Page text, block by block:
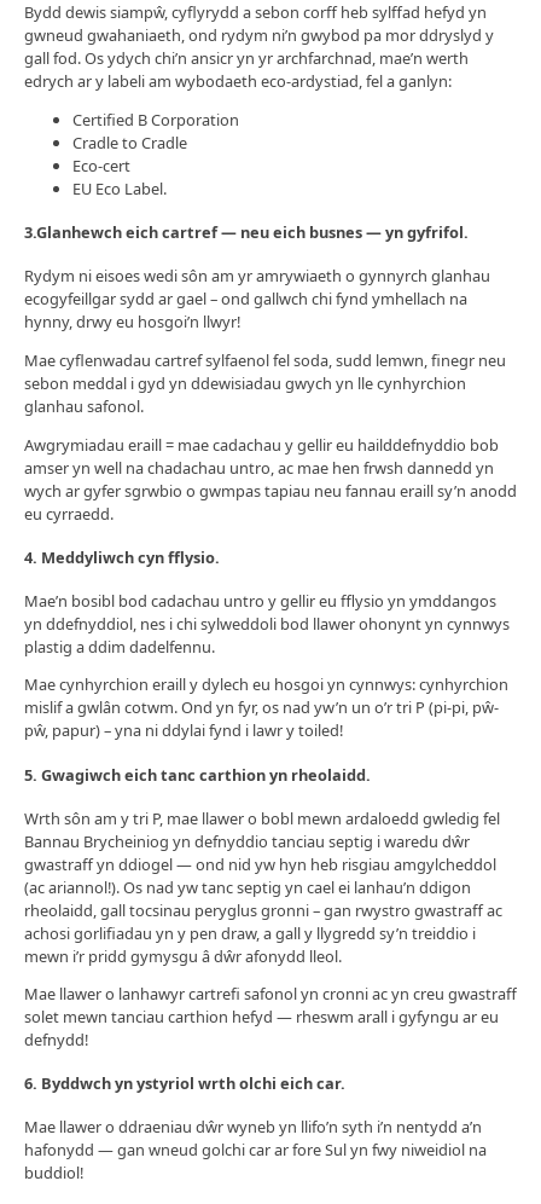
Bydd dewis siampŵ, cyflyrydd a sebon corff heb sylffad hefyd yn
gwneud gwahaniaeth, ond rydym ni’n gwybod pa mor ddryslyd y
gall fod. Os ydych chi’n ansicr yn yr archfarchnad, mae’n werth
edrych ar y labeli am wybodaeth eco-ardystiad, fel a ganlyn:
Certified B Corporation
Cradle to Cradle
Eco-cert
EU Eco Label.
3.Glanhewch eich cartref — neu eich busnes — yn gyfrifol.
Rydym ni eisoes wedi sôn am yr amrywiaeth o gynnyrch glanhau
ecogyfeillgar sydd ar gael – ond gallwch chi fynd ymhellach na
hynny, drwy eu hosgoi’n llwyr!
Mae cyflenwadau cartref sylfaenol fel soda, sudd lemwn, finegr neu
sebon meddal i gyd yn ddewisiadau gwych yn lle cynhyrchion
glanhau safonol.
Awgrymiadau eraill = mae cadachau y gellir eu hailddefnyddio bob
amser yn well na chadachau untro, ac mae hen frwsh dannedd yn
wych ar gyfer sgrwbio o gwmpas tapiau neu fannau eraill sy’n anodd
eu cyrraedd.
4. Meddyliwch cyn fflysio.
Mae’n bosibl bod cadachau untro y gellir eu fflysio yn ymddangos
yn ddefnyddiol, nes i chi sylweddoli bod llawer ohonynt yn cynnwys
plastig a ddim dadelfennu.
Mae cynhyrchion eraill y dylech eu hosgoi yn cynnwys: cynhyrchion
mislif a gwlân cotwm. Ond yn fyr, os nad yw’n un o’r tri P (pi-pi, pŵ-
pŵ, papur) – yna ni ddylai fynd i lawr y toiled!
5. Gwagiwch eich tanc carthion yn rheolaidd.
Wrth sôn am y tri P, mae llawer o bobl mewn ardaloedd gwledig fel
Bannau Brycheiniog yn defnyddio tanciau septig i waredu dŵr
gwastraff yn ddiogel — ond nid yw hyn heb risgiau amgylcheddol
(ac ariannol!). Os nad yw tanc septig yn cael ei lanhau’n ddigon
rheolaidd, gall tocsinau peryglus gronni – gan rwystro gwastraff ac
achosi gorlifiadau yn y pen draw, a gall y llygredd sy’n treiddio i
mewn i’r pridd gymysgu â dŵr afonydd lleol.
Mae llawer o lanhawyr cartrefi safonol yn cronni ac yn creu gwastraff
solet mewn tanciau carthion hefyd — rheswm arall i gyfyngu ar eu
defnydd!
6. Byddwch yn ystyriol wrth olchi eich car.
Mae llawer o ddraeniau dŵr wyneb yn llifo’n syth i’n nentydd a’n
hafonydd — gan wneud golchi car ar fore Sul yn fwy niweidiol na
buddiol!